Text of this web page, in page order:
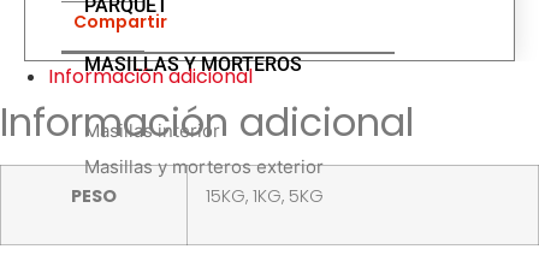
PARQUET
MASILLAS Y MORTEROS
Masillas interior
Masillas y morteros exterior
Compartir
Información adicional
Información adicional
PESO 15KG, 1KG, 5KG